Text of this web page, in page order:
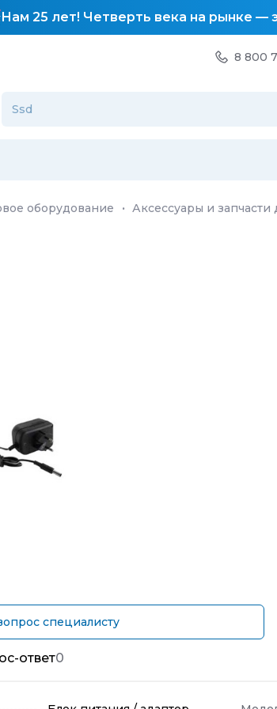
Нам 25 лет! Четверть века на рынке —
8 800
оборудование · Аксессуары и запчасти
специалисту
ответ0